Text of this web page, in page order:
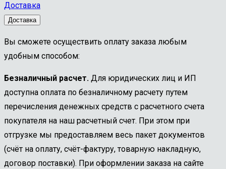
Доставка
Доставка
Вы сможете осуществить оплату заказа любым
удобным способом:
Безналичный расчет. Для юридических лиц и ИП
доступна оплата по безналичному расчету путем
перечисления денежных средств с расчетного счета
покупателя на наш расчетный счет. При этом при
отгрузке мы предоставляем весь пакет документов
(счёт на оплату, счёт-фактуру, товарную накладную,
договор поставки). При оформлении заказа на сайте